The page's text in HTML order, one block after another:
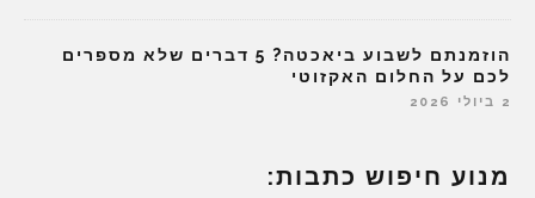
הוזמנתם לשבוע ביאכטה? 5 דברים שלא מספרים
לכם על החלום האקזוטי
2 ביולי 2026
מנוע חיפוש כתבות: